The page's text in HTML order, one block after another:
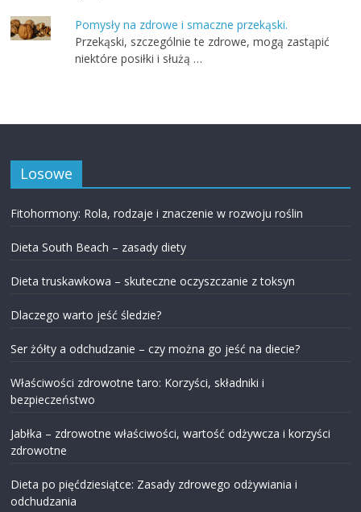
Pomysły na zdrowe i smaczne przekąski.
Przekąski, szczególnie te zdrowe, mogą zastąpić
niektóre posiłki i służą …
Losowe
Fitohormony: Rola, rodzaje i znaczenie w rozwoju roślin
Dieta South Beach – zasady diety
Dieta truskawkowa – skuteczne oczyszczanie z toksyn
Dlaczego warto jeść śledzie?
Ser żółty a odchudzanie – czy można go jeść na diecie?
Właściwości zdrowotne taro: Korzyści, składniki i
bezpieczeństwo
Jabłka – zdrowotne właściwości, wartość odżywcza i korzyści
zdrowotne
Dieta po pięćdziesiątce: Zasady zdrowego odżywiania i
odchudzania